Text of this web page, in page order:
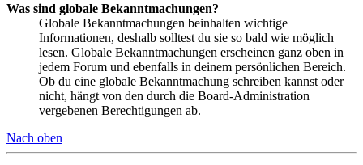
Was sind globale Bekanntmachungen?
Globale Bekanntmachungen beinhalten wichtige
Informationen, deshalb solltest du sie so bald wie möglich
lesen. Globale Bekanntmachungen erscheinen ganz oben in
jedem Forum und ebenfalls in deinem persönlichen Bereich.
Ob du eine globale Bekanntmachung schreiben kannst oder
nicht, hängt von den durch die Board-Administration
vergebenen Berechtigungen ab.
Nach oben